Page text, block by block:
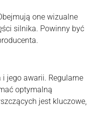
one wizualne
silnika. Powinny być
jego awarii. Regularne
optymalną
jest kluczowe,